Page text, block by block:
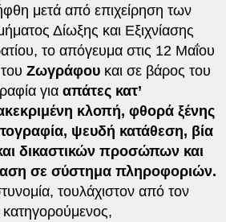
μετά από επιχείρηση των
Δίωξης και Εξιχνίασης
το απόγευμα στις 12 Μαΐου
Ζωγράφου και σε βάρος του
για απάτες κατ’
κλοπή, φθορά ξένης
ψευδή κατάθεση, βία
δικαστικών προσώπων και
σε σύστημα πληροφοριών.
τουλάχιστον από τον